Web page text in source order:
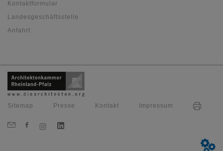
Kontaktformular
Landesgeschäftsstelle
Anfahrt
Sitemap Presse Kontakt Impressum